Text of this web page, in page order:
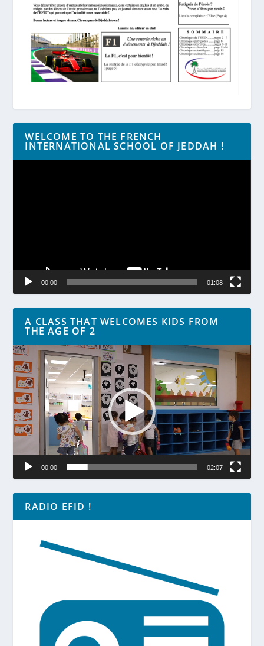
WELCOME TO THE FRENCH
INTERNATIONAL SCHOOL OF JEDDAH !
Lecteur
00:00 01:08
A CLASS THAT WELCOMES KIDS FROM
THE AGE OF 2
Lecteur
vidéo
00:00 02:07
RADIO EFID !